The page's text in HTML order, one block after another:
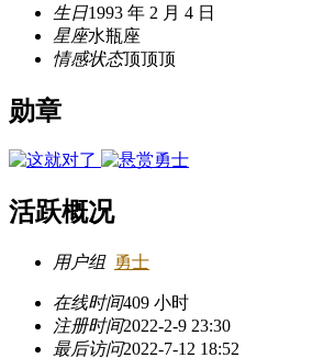
生日1993 年 2 月 4 日
星座水瓶座
情感状态顶顶顶
勋章
活跃概况
用户组 勇士
在线时间409 小时
注册时间2022-2-9 23:30
最后访问2022-7-12 18:52